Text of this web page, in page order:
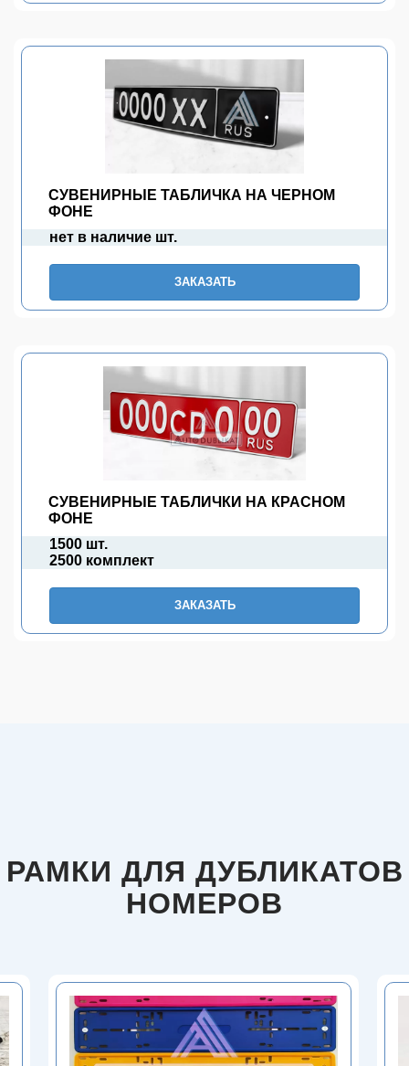
СУВЕНИРНЫЕ ТАБЛИЧКА НА ЧЕРНОМ
ФОНЕ
нет в наличие шт.
ЗАКАЗАТЬ
СУВЕНИРНЫЕ ТАБЛИЧКИ НА КРАСНОМ
ФОНЕ
1500 шт.
2500 комплект
ЗАКАЗАТЬ
РАМКИ ДЛЯ ДУБЛИКАТОВ
НОМЕРОВ